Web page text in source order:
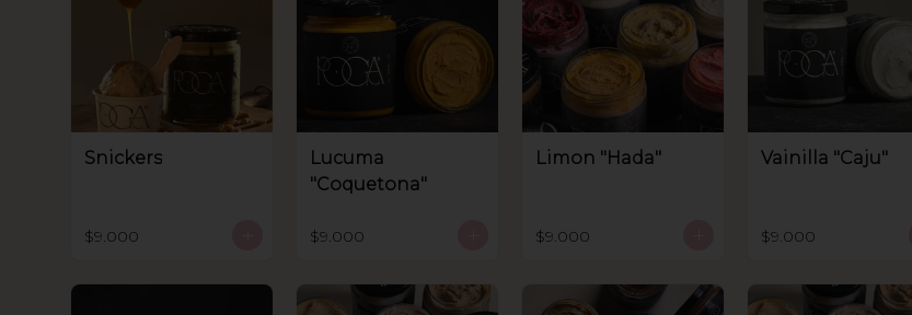
Snickers
$9.000
Lucuma
"Coquetona"
$9.000
Limon "Hada"
$9.000
Vainilla "Caju"
$9.000